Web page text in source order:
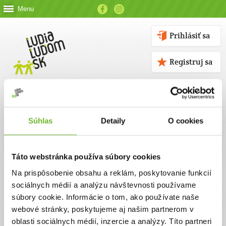
Súhlas Detaily O cookies
Táto webstránka používa súbory cookies
Na prispôsobenie obsahu a reklám, poskytovanie funkcií
sociálnych médií a analýzu návštevnosti používame
súbory cookie. Informácie o tom, ako používate naše
webové stránky, poskytujeme aj našim partnerom v
oblasti sociálnych médií, inzercie a analýzy. Títo partneri
Menu
Prihlásiť sa
Registruj sa
Kontaktné údaje
V prípade akýchkoľvek otázok nás neváhajte kontaktovať
emailom, alebo telefonicky.
ĽUDIA ĽUĎOM, n. o.